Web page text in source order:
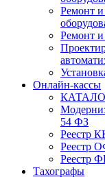
Ремонт и
Ремонт и
Онлайн-кассы
54 ФЗ
Реестр
Реестр
Реестр
Тахографы